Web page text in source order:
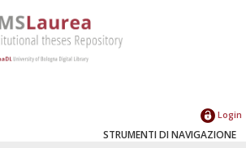
Login
STRUMENTI DI NAVIGAZIONE